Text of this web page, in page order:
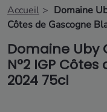
Accueil
Domaine
Côtes de Gascogne
Domaine Uby
N°2 IGP
2024 75cl